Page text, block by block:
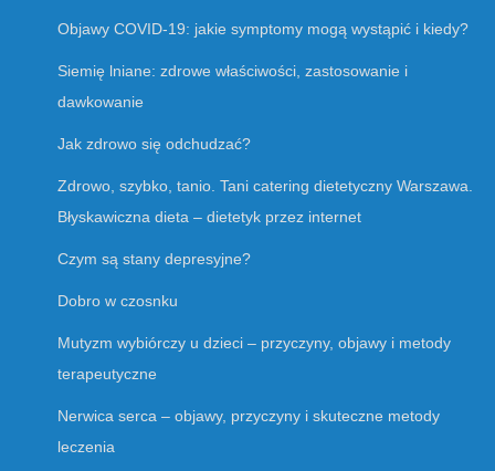
Objawy COVID-19: jakie symptomy mogą wystąpić i kiedy?
Siemię lniane: zdrowe właściwości, zastosowanie i
dawkowanie
Jak zdrowo się odchudzać?
Zdrowo, szybko, tanio. Tani catering dietetyczny Warszawa.
Błyskawiczna dieta – dietetyk przez internet
Czym są stany depresyjne?
Dobro w czosnku
Mutyzm wybiórczy u dzieci – przyczyny, objawy i metody
terapeutyczne
Nerwica serca – objawy, przyczyny i skuteczne metody
leczenia